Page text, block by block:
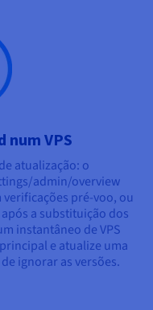
VPS
atualização: o
admin/overview
pré-voo, ou
a substituição dos
instantâneo de VPS
e atualize uma
ignorar as versões.